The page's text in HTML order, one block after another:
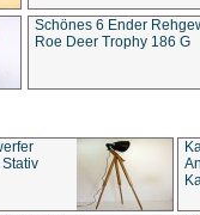
Schönes 6 Ender
Roe Deer Trophy 186 G